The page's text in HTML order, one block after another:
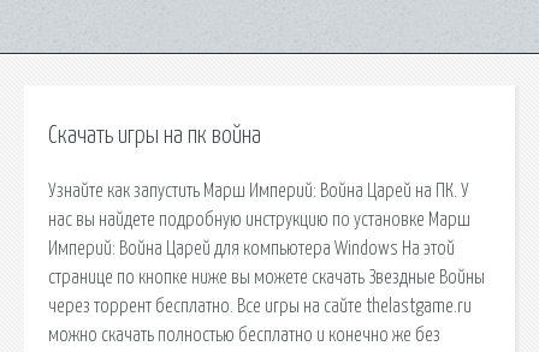
Скачать игры на пк война
Узнайте как запустить Марш Империй: Война Царей на ПК. У
нас вы найдете подробную инструкцию по установке Марш
Империй: Война Царей для компьютера Windows На этой
странице по кнопке ниже вы можете скачать Звездные Войны
через торрент бесплатно. Все игры на сайте thelastgame.ru
можно скачать полностью бесплатно и конечно же без